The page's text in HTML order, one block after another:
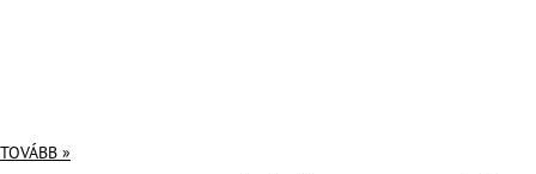
TOVÁBB »